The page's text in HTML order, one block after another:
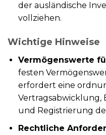
der ausländische
vollziehen.
Wichtige Hinweise
Vermögenswerte
festen
erfordert eine
und Registrierung
Rechtliche